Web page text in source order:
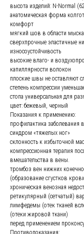
высота изделий: N-Normal
анатомическая форма
комфорт
мягкий шов в области мыска
сверхпрочные эластичные
износоустойчивость
высокие влаго- и
капиллярности волокон
плоские швы не оставляют
степень компрессии
стопа универсальная для
цвет: бежевый, черный
Показания к применению:
профилактика заболевания
синдром «тяжелых ног»
склонность к избыточной
компрессионная терапия
вмешательства в вены.
тромбоз вен нижних
(образование сгустков
хроническая венозная
ретикулярный (сетчатый)
лимфедемы (отек тканей
(отеки жировой ткани)
перед применением
Противопоказания: